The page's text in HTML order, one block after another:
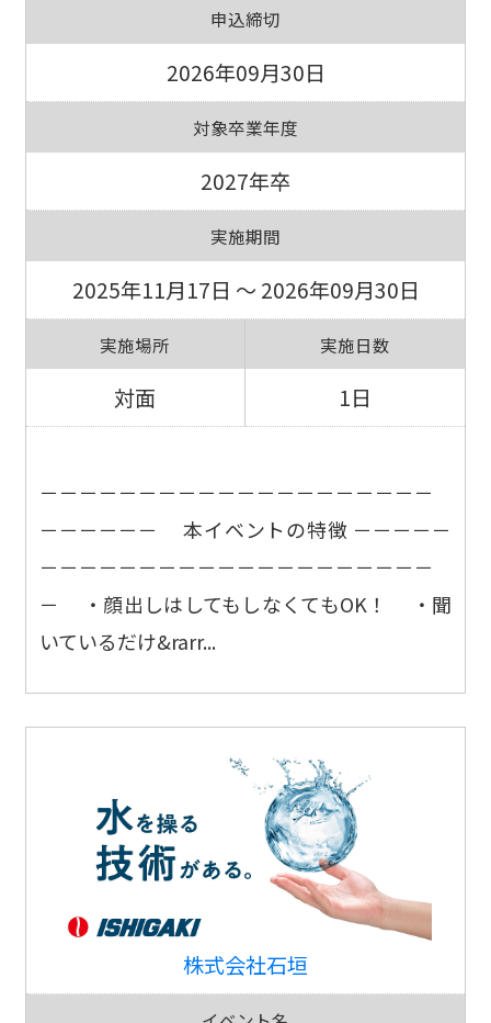
申込締切
2026年09月30日
対象卒業年度
2027年卒
実施期間
2025年11月17日 ～ 2026年09月30日
実施場所
対面
実施日数
1日
－－－－－－－－－－－－－－－－－－－－
－－－－－－ 本イベントの特徴 －－－－－
－－－－－－－－－－－－－－－－－－－－
－ ・顔出しはしてもしなくてもOK！ ・聞
いているだけ&rarr...
株式会社石垣